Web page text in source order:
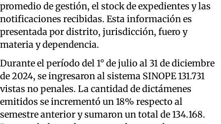
promedio de gestión, el stock de expedientes y las
notificaciones recibidas. Esta información es
presentada por distrito, jurisdicción, fuero y
materia y dependencia.
Durante el período del 1° de julio al 31 de diciembre
de 2024, se ingresaron al sistema SINOPE 131.731
vistas no penales. La cantidad de dictámenes
emitidos se incrementó un 18% respecto al
semestre anterior y sumaron un total de 134.168.